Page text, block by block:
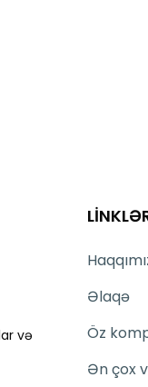
və
Əlaqə
Öz
Ən çox